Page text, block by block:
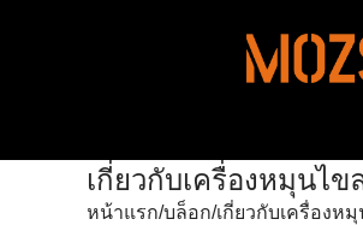
เกี่ยวกับเครื่องหมุนไ
หน้าแรก/บล็อก/เกี่ยวกับเครื่องห